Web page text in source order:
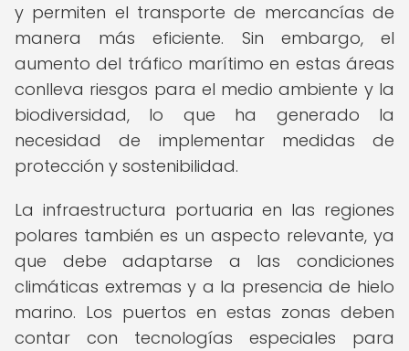
y permiten el transporte de mercancías de
manera más eficiente. Sin embargo, el
aumento del tráfico marítimo en estas áreas
conlleva riesgos para el medio ambiente y la
biodiversidad, lo que ha generado la
necesidad de implementar medidas de
protección y sostenibilidad.
La infraestructura portuaria en las regiones
polares también es un aspecto relevante, ya
que debe adaptarse a las condiciones
climáticas extremas y a la presencia de hielo
marino. Los puertos en estas zonas deben
contar con tecnologías especiales para